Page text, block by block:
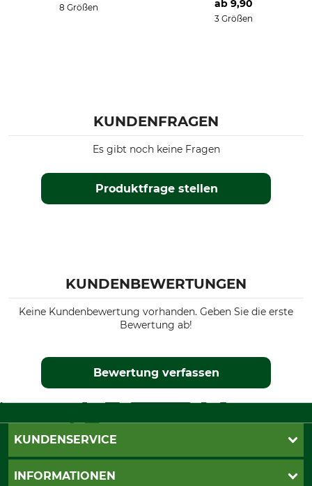
8 Größen
ab 9,90
3 Größen
KUNDENFRAGEN
Produktfrage stellen
Es gibt noch keine Fragen
KUNDENBEWERTUNGEN
Keine Kundenbewertung vorhanden. Geben Sie die erste
Bewertung ab!
Bewertung verfassen
KUNDENSERVICE
Live-Shopping
INFORMATIONEN